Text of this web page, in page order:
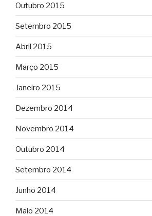
Outubro 2015
Setembro 2015
Abril 2015
Março 2015
Janeiro 2015
Dezembro 2014
Novembro 2014
Outubro 2014
Setembro 2014
Junho 2014
Maio 2014